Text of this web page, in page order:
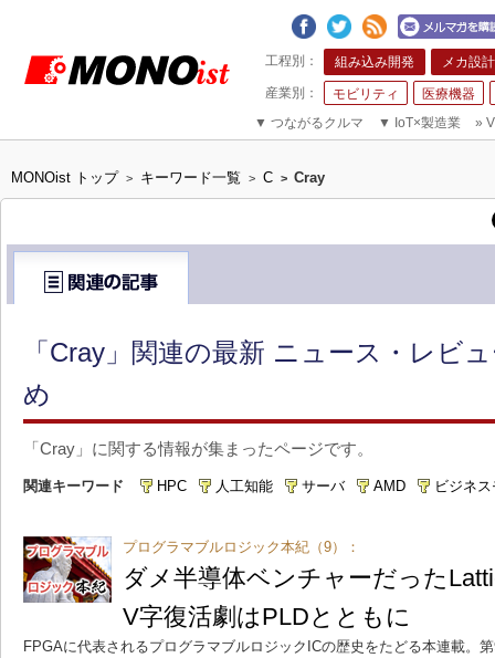
組み込み開発 メカ設計
モビリティ
医療機器
▼ つながるクルマ ▼ IoT×製造業 »
MONOist トップ > キーワード一覧 > C > Cray
「Cray」関連の最新 ニュース・レビ
め
「Cray」に関する情報が集まったページです。
関連キーワード HPC 人工知能 サーバ AMD ビジネ
プログラマブルロジック本紀（9）：
ダメ半導体ベンチャーだった
V字復活劇はPLDとともに
FPGAに代表されるプログラマブルロジックICの歴史をたどる本連載。